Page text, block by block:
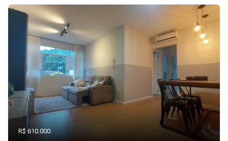
R$ 610.000